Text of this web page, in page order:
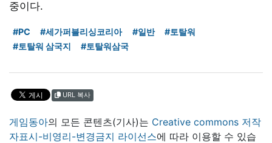
중이다.
#PC #세가퍼블리싱코리아 #일반
#토탈워
#토탈워 삼국지
#토탈워삼국
URL 복사
게임동아의 모든 콘텐츠(기사)는 Creative commons 저작
자표시-비영리-변경금지 라이선스에 따라 이용할 수 있습